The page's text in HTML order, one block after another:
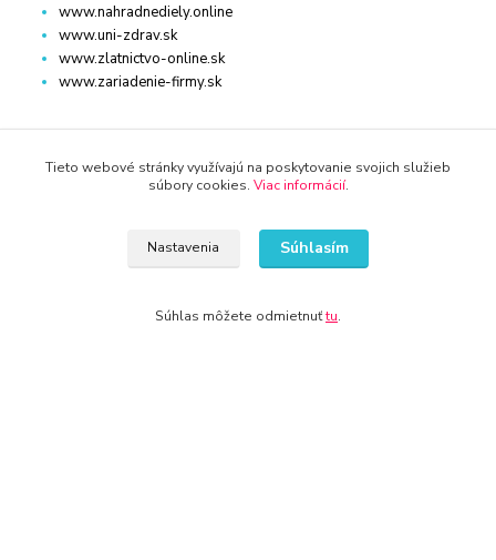
www.nahradnediely.online
www.uni-zdrav.sk
www.zlatnictvo-online.sk
www.zariadenie-firmy.sk
Kontakty
Tieto webové stránky využívajú na poskytovanie svojich služieb
súbory cookies. Viac informácií.
Nastavenia Súhlasím
Súhlas môžete odmietnuťtu.